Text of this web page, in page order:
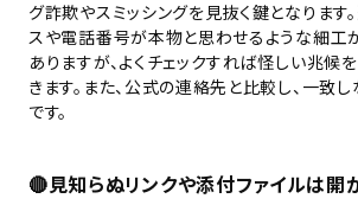
グ詐欺やスミッシングを見抜く鍵となります
スや電話番号が本物と思わせるような細工
ありますが、よくチェックすれば怪しい兆候
きます。また、公式の連絡先と比較し、一致
です。
🔴見知らぬリンクや添付ファイルは開